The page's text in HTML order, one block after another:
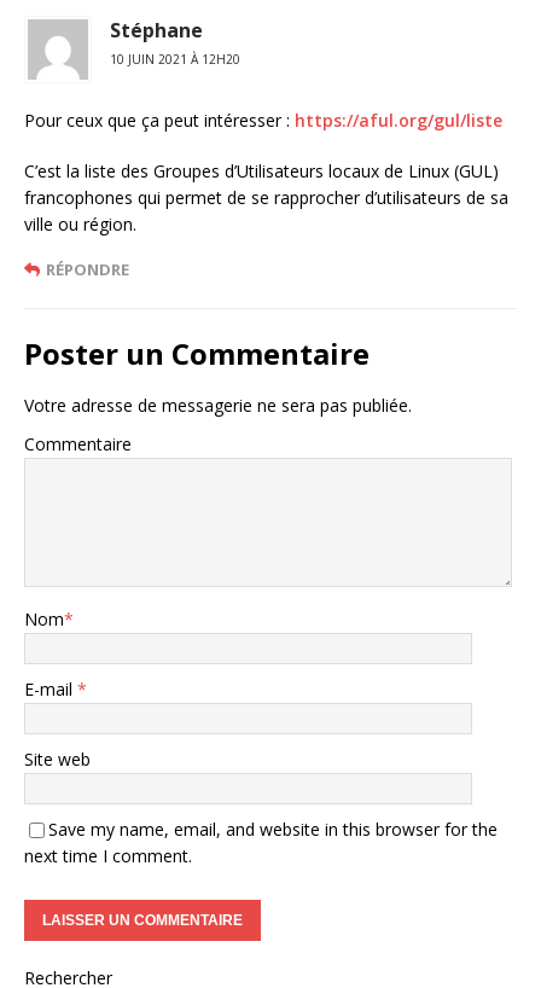
Stéphane
10 JUIN 2021 À 12H20
Pour ceux que ça peut intéresser : https://aful.org/gul/liste
C’est la liste des Groupes d’Utilisateurs locaux de Linux (GUL)
francophones qui permet de se rapprocher d’utilisateurs de sa
ville ou région.
RÉPONDRE
Poster un Commentaire
Votre adresse de messagerie ne sera pas publiée.
Commentaire
Nom*
E-mail *
Site web
Save my name, email, and website in this browser for the
next time I comment.
Rechercher